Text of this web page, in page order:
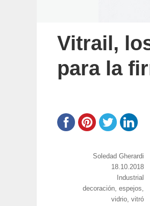
Vitrail,
para la
https://
gherardi/
Soledad Gherardi
Publicado
18.10.2018
Categorías
Industrial
Etiquetas
decoración,espejos,
vidrio,vitró